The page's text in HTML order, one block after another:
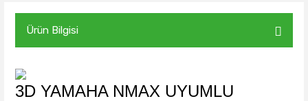
Ürün Bilgisi
3D YAMAHA NMAX UYUMLU